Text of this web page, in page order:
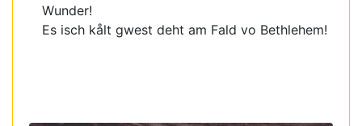
Wunder!
Es isch kålt gwest deht am Fald vo Bethlehem!